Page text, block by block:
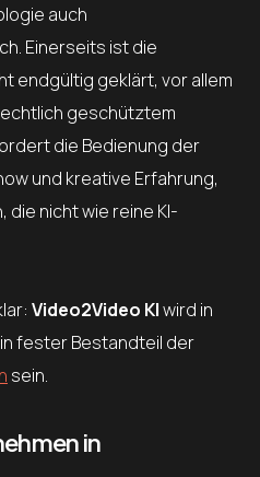
auch
Einerseits ist die
endgültig geklärt, vor allem
geschütztem
die Bedienung der
und kreative Erfahrung,
die nicht wie reine KI-
Video2Video KIwird in
fester Bestandteil der
sein.
in